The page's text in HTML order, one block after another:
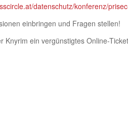
datenschutz/konferenz/
einbringen und Fragen stellen!
ein vergünstigtes Online-